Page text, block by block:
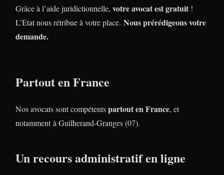
Grâce à l’aide juridictionnelle, votre avocat est gratuit !
L’Etat nous rétribue à votre place. Nous prérédigeons votre
demande.
Partout en France
Nos avocats sont compétentspartout en France, et
notamment à Guilherand-Granges (07).
Un recours administratif en ligne